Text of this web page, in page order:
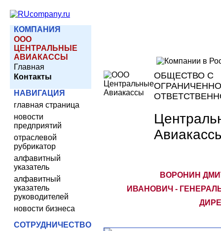
КОМПАНИЯ
ООО
ЦЕНТРАЛЬНЫЕ
AВИАКАССЫ
Главная
Контакты
НАВИГАЦИЯ
главная страница
новости
предприятий
отраслевой
рубрикатор
алфавитный
указатель
алфавитный
указатель
руководителей
новости бизнеса
СОТРУДНИЧЕСТВО
ОБЩЕСТВО С
ВОРОНИН
ИВАНОВИЧ -